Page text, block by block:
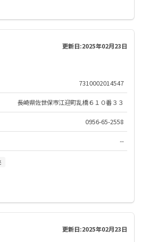
更新日:2025年02月23日
7310002014547
長崎県佐世保市江迎町乱橋６１０番３３
0956-65-2558
--
更新日:2025年02月23日